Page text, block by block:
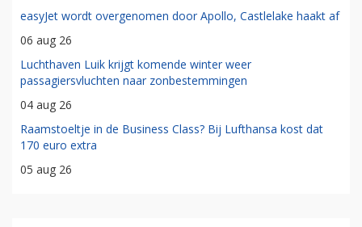
easyJet wordt overgenomen door Apollo, Castlelake haakt af
06 aug 26
Luchthaven Luik krijgt komende winter weer
passagiersvluchten naar zonbestemmingen
04 aug 26
Raamstoeltje in de Business Class? Bij Lufthansa kost dat
170 euro extra
05 aug 26